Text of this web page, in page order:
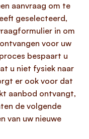
aanvraag om te
geselecteerd,
in om
voor uw
bespaart u
u niet fysiek naar
er ook voor dat
aanbod ontvangt,
de volgende
van uw nieuwe